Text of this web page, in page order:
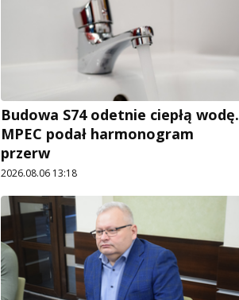
Budowa S74 odetnie ciepłą wodę.
MPEC podał harmonogram
przerw
2026.08.06 13:18